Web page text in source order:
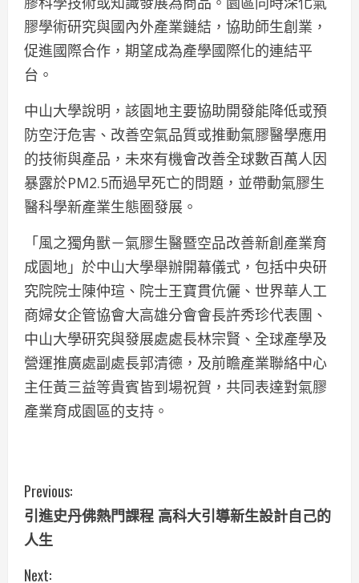
膠學術研究與國內外產業鏈結，協助師生創業，
促進國際合作，期望成為產學國際化的連結平
台。
中山大學說明，該園地主要協助開發能降低或預
防空汙危害、改善空氣品質或推動氣膠醫學應用
的技術與產品，未來有機會改善全球數百萬人因
暴露於PM2.5而過早死亡的問題，並帶動氣膠生
醫科學新產業生態圈發展。
「風之獨角獸－氣膠生醫暨空品改善新創產業育
成園地」於中山大學舉辦開幕儀式，包括中央研
究院院士陳仲瑄、院士王寶貫伉儷、世界華人工
商婦女企管協會大高雄分會會長許秀珍代表團、
中山大學研究與發展處處長林宗賢、全球產學及
營運推廣處副處長郭清德，及前瞻產業聯絡中心
主任黃三益等貴賓皆到場祝賀，共同表達對氣膠
產業育成園區的支持。
C
o
n
Previous:
引進史丹佛熱門課程 高科大引導新生設計自己的
人生
Next: